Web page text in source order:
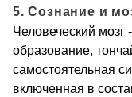
5. Сознание и
Человеческий мозг
образование,
самостоятельная
включенная в